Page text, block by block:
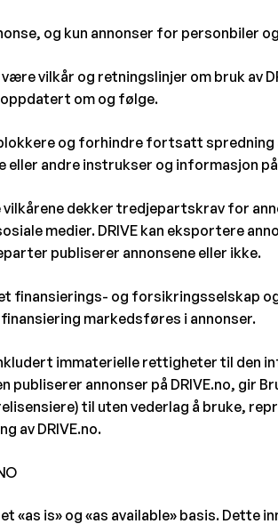
og kun annonser for personbiler
vilkår og retningslinjer om bruk av
om og følge.
og forhindre fortsatt spredning
andre instrukser og informasjon på
vilkårene dekker tredjepartskrav for
medier. DRIVE kan eksportere
publiserer annonsene eller ikke.
finansierings- og forsikringsselskap
markedsføres i annonser.
immaterielle rettigheter til den
publiserer annonser på DRIVE.no, gir
til uten vederlag å bruke,
av DRIVE.no.
«as is» og «as available» basis. Dette